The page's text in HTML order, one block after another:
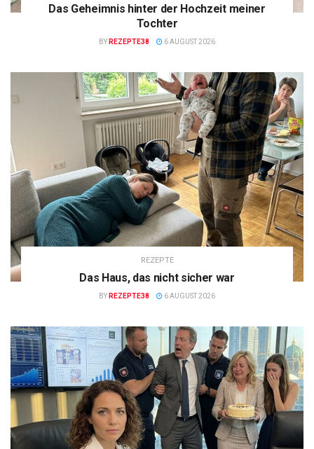
Das Geheimnis hinter der Hochzeit meiner
Tochter
BY REZEPTE38 6 AUGUST 2026
REZEPTE
Das Haus, das nicht sicher war
BY REZEPTE38 6 AUGUST 2026